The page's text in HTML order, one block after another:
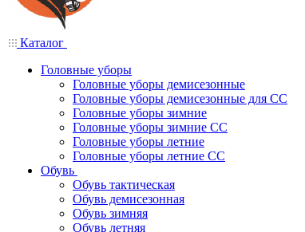
Каталог
Головные уборы
Головные уборы демисезонные
Головные уборы демисезонные для СС
Головные уборы зимние
Головные уборы зимние СС
Головные уборы летние
Головные уборы летние СС
Обувь
Обувь тактическая
Обувь демисезонная
Обувь зимняя
Обувь летняя